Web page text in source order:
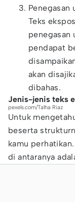
Penegasan
Teks
penegasan
pendapat
akan
dibahas.
Jenis-jenis teks
pexels.com/Talha Riaz
Untuk
beserta
kamu
di antaranya